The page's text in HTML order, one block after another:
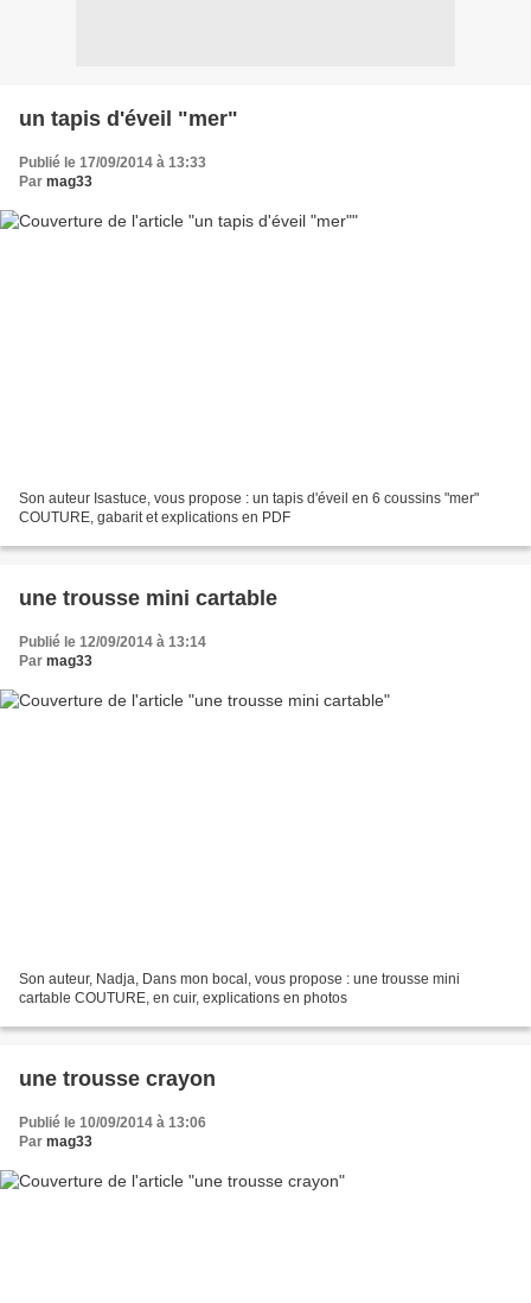
un tapis d'éveil "mer"
Publié le 17/09/2014 à 13:33
Par mag33
Son auteur Isastuce, vous propose : un tapis d'éveil en 6 coussins "mer"
COUTURE, gabarit et explications en PDF
une trousse mini cartable
Publié le 12/09/2014 à 13:14
Par mag33
Son auteur, Nadja, Dans mon bocal, vous propose : une trousse mini
cartable COUTURE, en cuir, explications en photos
une trousse crayon
Publié le 10/09/2014 à 13:06
Par mag33